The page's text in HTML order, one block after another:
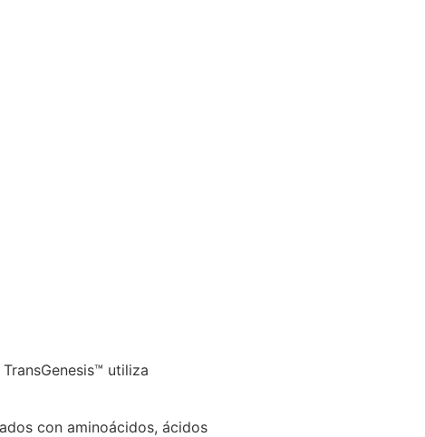
utiliza
con aminoácidos, ácidos